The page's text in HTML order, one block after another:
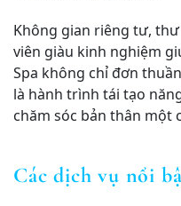
Không gian riêng tư,
viên giàu kinh nghiệm
Spa không chỉ đơn
là hành trình tái tạo
chăm sóc bản thân một
Các dịch vụ nổi